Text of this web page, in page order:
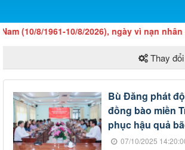
1961-10/8/2026), ngày vì nạn nhân chất
Thay
Bù Đăng phát
đồng bào miền
phục hậu quả
07/10/2025